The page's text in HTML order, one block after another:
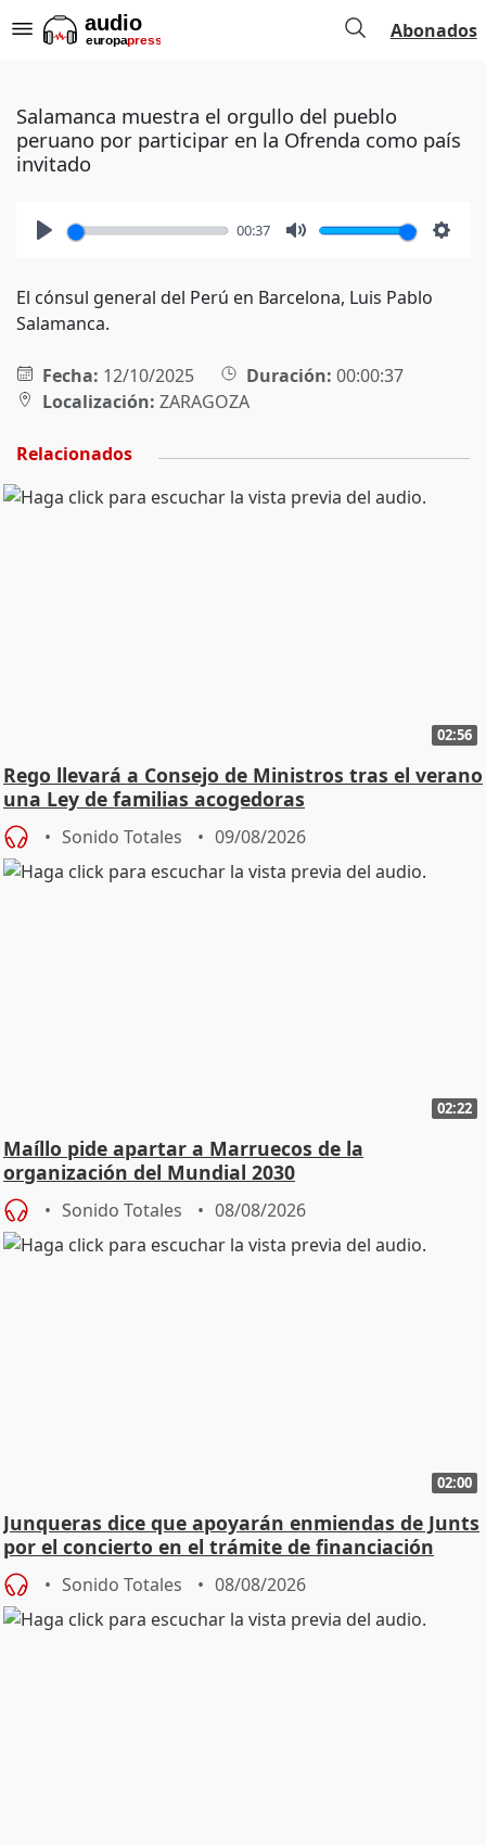
Abonados
Salamanca muestra el orgullo del pueblo
peruano por participar en la Ofrenda como país
invitado
00:37
El cónsul general del Perú en Barcelona, Luis Pablo
Salamanca.
Fecha: 12/10/2025 Duración: 00:00:37
Localización: ZARAGOZA
Relacionados
02:56
Rego llevará a Consejo de Ministros tras el verano
una Ley de familias acogedoras
Sonido Totales 09/08/2026
02:22
Maíllo pide apartar a Marruecos de la
organización del Mundial 2030
Sonido Totales 08/08/2026
02:00
Junqueras dice que apoyarán enmiendas de Junts
por el concierto en el trámite de financiación
Sonido Totales 08/08/2026